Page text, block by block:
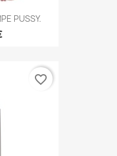
PUSSY.
favorite_border